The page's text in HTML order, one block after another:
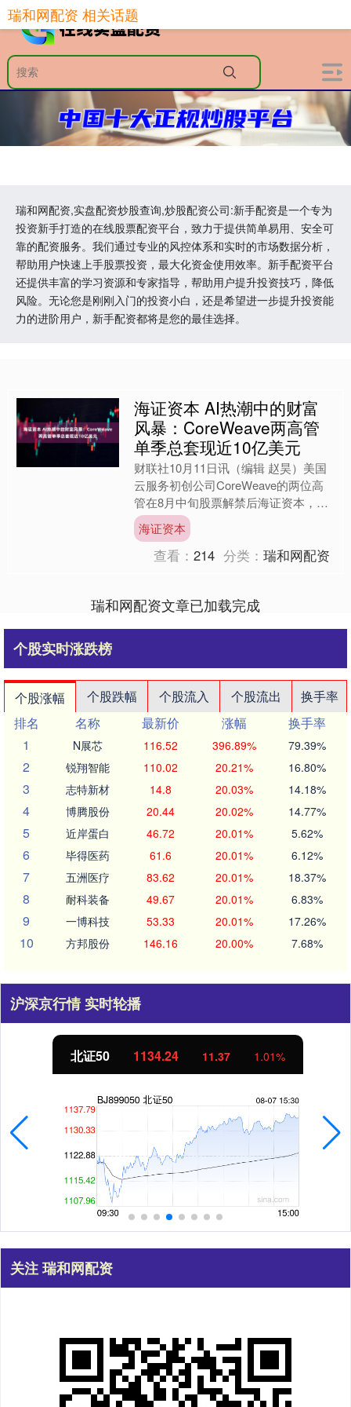
瑞和网配资,实盘配资炒股查询,炒股配资公司:新手配资是一个专为
投资新手打造的在线股票配资平台，致力于提供简单易用、安全可
靠的配资服务。我们通过专业的风控体系和实时的市场数据分析，
帮助用户快速上手股票投资，最大化资金使用效率。新手配资平台
还提供丰富的学习资源和专家指导，帮助用户提升投资技巧，降低
风险。无论您是刚刚入门的投资小白，还是希望进一步提升投资能
力的进阶用户，新手配资都将是您的最佳选择。
瑞和网配资 相关话题
海证资本 AI热潮中的财富
风暴：CoreWeave两高管
单季总套现近10亿美元
财联社10月11日讯（编辑 赵昊）美国
云服务初创公司CoreWeave的两位高
管在8月中旬股票解禁后海证资本，出
售了价值接近10亿美元的股票，令其
进入第三季度十....
海证资本
查看：214 分类：瑞和网配资
瑞和网配资文章已加载完成
个股实时涨跌榜
个股涨幅 个股跌幅 个股流入 个股流出
换手率
排名
名称 最新价 涨幅
换手率
1
N展芯 116.52 396.89% 79.39%
2 锐翔智能 110.02 20.21% 16.80%
3 志特新材 14.8 20.03% 14.18%
4 博腾股份 20.44 20.02% 14.77%
5 近岸蛋白 46.72 20.01% 5.62%
6 毕得医药 61.6 20.01% 6.12%
7 五洲医疗 83.62 20.01% 18.37%
8 耐科装备 49.67 20.01% 6.83%
9 一博科技 53.33 20.01% 17.26%
10 方邦股份 146.16 20.00% 7.68%
沪深京行情 实时轮播
北证50 1134.24 11.37 1.01%
关注 瑞和网配资